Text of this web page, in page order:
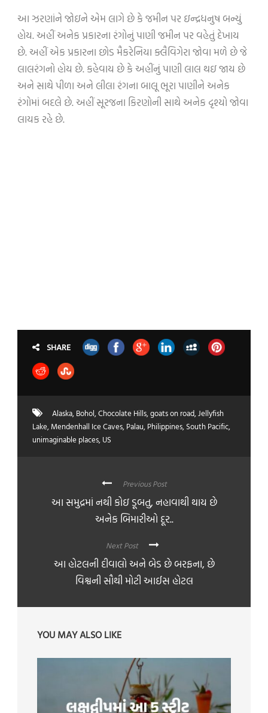
આ ઝરણાંને જોઇને એમ લાગે છે કે જમીન પર ઇન્દ્રધનુષ બન્યું
હોય. અહીં અનેક પ્રકારના રંગોનું પાણી જમીન પર વહેતું દેખાય
છે. અહીં એક પ્રકારના છોડ મૈકરેનિયા ક્લૈવિગેરા જોવા મળે છે જે
લાલરંગનો હોય છે. કહેવાય છે કે અહીંનું પાણી લાલ થઇ જાય છે
અને સાથે પીળા અને લીલા રંગના બાલૂ ભૂરા પાણીને અનેક
રંગોમાં બદલે છે. અહીં સૂરજના કિરણોની સાથે અનેક દૃશ્યો જોવા
લાયક રહે છે.
SHARE
Alaska, Bohol,Chocolate Hills,goats on road,Jellyfish
Lake, Mendenhall Ice Caves, Palau, Philippines, South Pacific,
unimaginable places, US
Previous Post
આ સમુદ્રમાં નથી કોઇ ડૂબતુ, નહાવાથી થાય છે
અનેક બિમારીઓ દૂર..
Next Post
આ હોટલની દીવાલો અને બેડ છે બરફના, છે
વિશ્વની સૌથી મોટી આઈસ હોટલ
YOU MAY ALSO LIKE